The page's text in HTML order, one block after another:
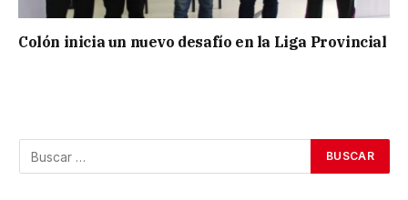
Colón inicia un nuevo desafío en la Liga Provincial